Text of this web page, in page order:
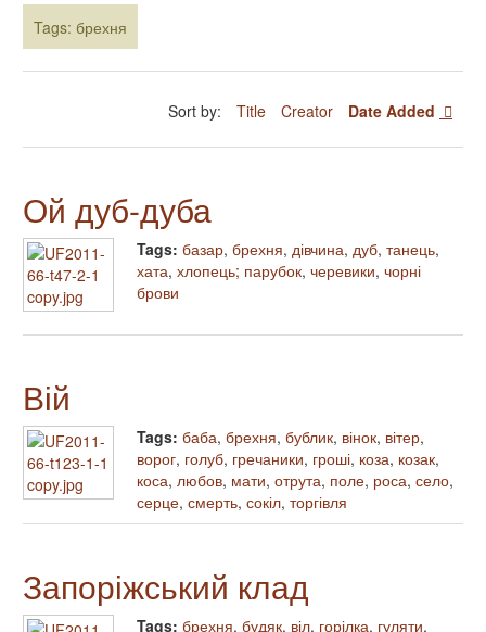
Tags: брехня
Sort by: Title Creator Date Added
Ой дуб-дуба
Tags: базар, брехня, дівчина, дуб, танець,
хата, хлопець; парубок, черевики, чорні
брови
Вій
Tags: баба, брехня, бублик, вінок, вітер,
ворог, голуб, гречаники, гроші, коза, козак,
коса, любов, мати, отрута, поле, роса, село,
серце, смерть, сокіл, торгівля
Запоріжський клад
Tags: брехня, будяк, віл, горілка, гуляти,